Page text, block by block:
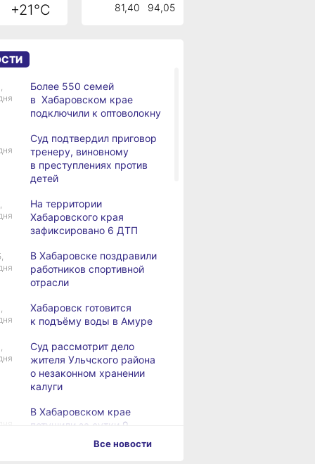
+21°C 81,40 94,05
Более 550 семей
в Хабаровском крае
подключили к оптоволокну
Суд подтвердил приговор
тренеру, виновному
в преступлениях против
детей
На территории
Хабаровского края
зафиксировано 6 ДТП
В Хабаровске поздравили
работников спортивной
отрасли
Хабаровск готовится
к подъёму воды в Амуре
Суд рассмотрит дело
жителя Ульчского района
о незаконном хранении
калуги
В Хабаровском крае
потушили за сутки 9
Все новости